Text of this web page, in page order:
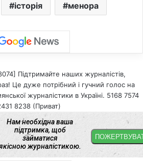
історія менора
Підтримайте наших журналістів,
Це дуже потрібний і гучний голос на
журналістики в Україні. 5168 7574
8238 (Приват)